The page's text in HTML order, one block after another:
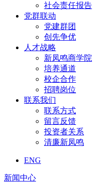
社会责任报告
党群联动
党建群团
创先争优
人才战略
新凤鸣商学院
培养通道
校企合作
招聘岗位
联系我们
联系方式
留言反馈
投资者关系
清廉新凤鸣
ENG
新闻中心